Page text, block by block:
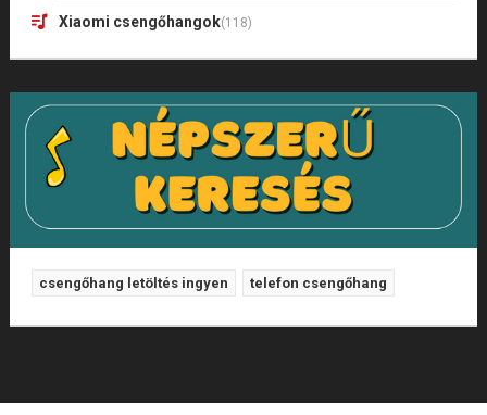
Xiaomi csengőhangok(118)
csengőhang letöltés ingyen telefon csengőhang